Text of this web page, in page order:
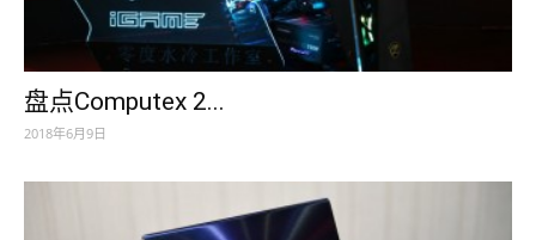
盘点Computex 2...
2018年6月9日